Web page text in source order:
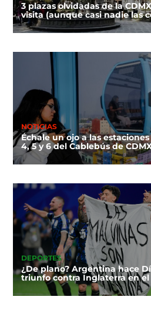
3 plazas olvidadas de la
visita (aunque casi nadie las
NOTICIAS
Échale un ojo a las
4, 5 y 6 del Cablebús de
DEPORTES
¿De plano? Argentina hace
triunfo contra Inglaterra en el